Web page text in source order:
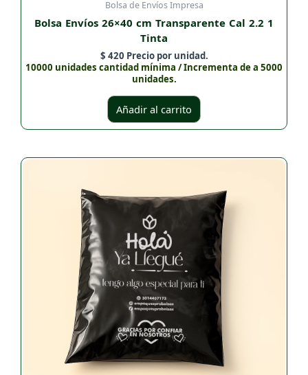
Bolsa de Envíos Impresa
Bolsa Envíos 26×40 cm Transparente Cal 2.2 1
Tinta
$ 420 Precio por unidad.
10000 unidades cantidad mínima / Incrementa de a 5000
unidades.
Añadir al carrito